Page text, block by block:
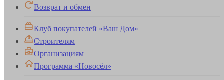
Возврат и обмен
Клуб покупателей «Ваш Дом»
Строителям
Организациям
Программа «Новосёл»